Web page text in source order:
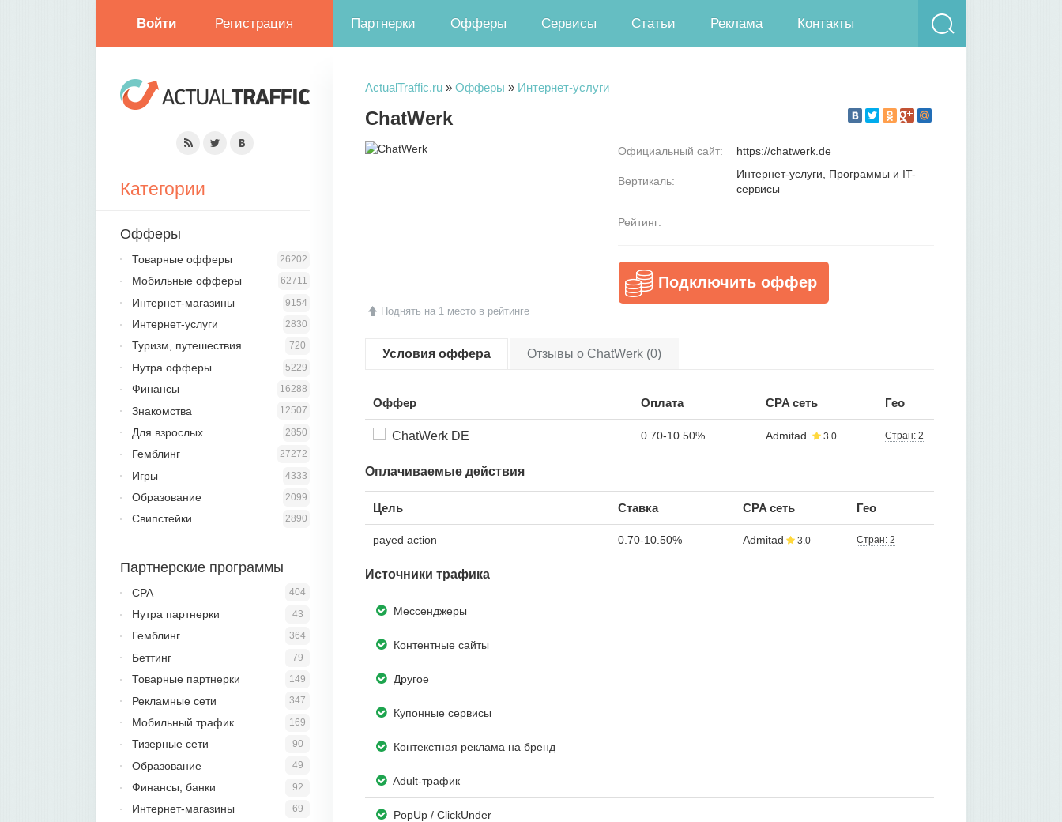
Войти Регистрация Партнерки Офферы Сервисы Статьи Реклама Контакты
ActualTraffic.ru » Офферы » Интернет-услуги
ChatWerk
Поднять на 1 место в рейтинге
Официальный сайт: https://chatwerk.de
Вертикаль:
Интернет-услуги, Программы и IT-
сервисы
Рейтинг:
Подключить оффер
Условия оффера Отзывы о ChatWerk (0)
Оффер Оплата CPA сеть Гео
ChatWerk DE 0.70-10.50% Admitad 3.0 Стран: 2
Оплачиваемые действия
Цель Ставка CPA сеть Гео
payed action 0.70-10.50% Admitad 3.0 Стран: 2
Источники трафика
Мессенджеры
Контентные сайты
Другое
Купонные сервисы
Контекстная реклама на бренд
Adult-трафик
PopUp / ClickUnder
Категории
Офферы
26202
Товарные офферы
62711
Мобильные офферы
9154
Интернет-магазины
2830
Интернет-услуги
720
Туризм, путешествия
5229
Нутра офферы
16288
Финансы
12507
Знакомства
2850
Для взрослых
27272
Гемблинг
4333
Игры
2099
Образование
2890
Свипстейки
Партнерские программы
404
CPA
43
Нутра партнерки
364
Гемблинг
79
Беттинг
149
Товарные партнерки
347
Рекламные сети
169
Мобильный трафик
90
Тизерные сети
49
Образование
92
Финансы, банки
69
Интернет-магазины